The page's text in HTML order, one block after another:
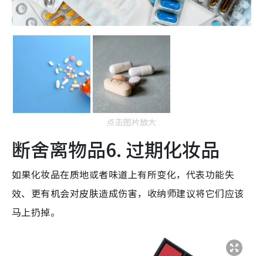
点击图片放大
断舍离物品6. 过期化妆品
如果化妆品在质地或者味道上有所变化，代表功能失
效、更有机会对皮肤造成伤害，收纳师建议将它们应该
马上扔掉。